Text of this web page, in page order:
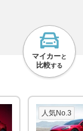
マイカーと
比較する
人気No.3